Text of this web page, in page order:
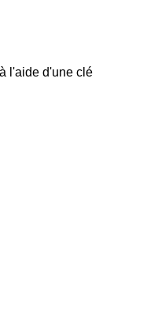
l'aide d'une clé